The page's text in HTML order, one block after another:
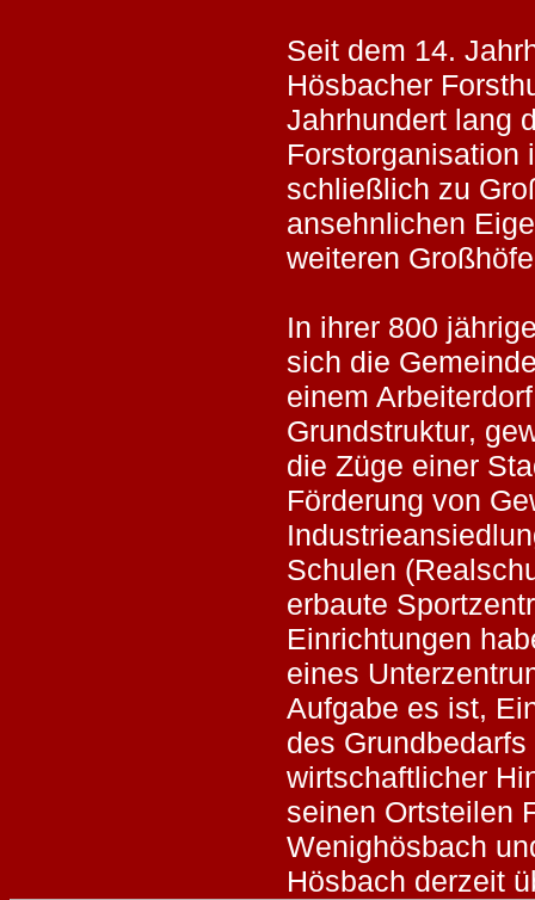
Seit dem 14.
Hösbacher
Jahrhundert lang
Forstorganisation
schließlich zu
ansehnlichen
weiteren
In ihrer 800
sich die
einem
Grundstruktur,
die Züge einer
Förderung von
Schulen
erbaute
Einrichtungen
eines
Aufgabe es ist,
des
wirtschaftlicher
seinen Ortsteilen
Wenighösbach
Hösbach derzeit